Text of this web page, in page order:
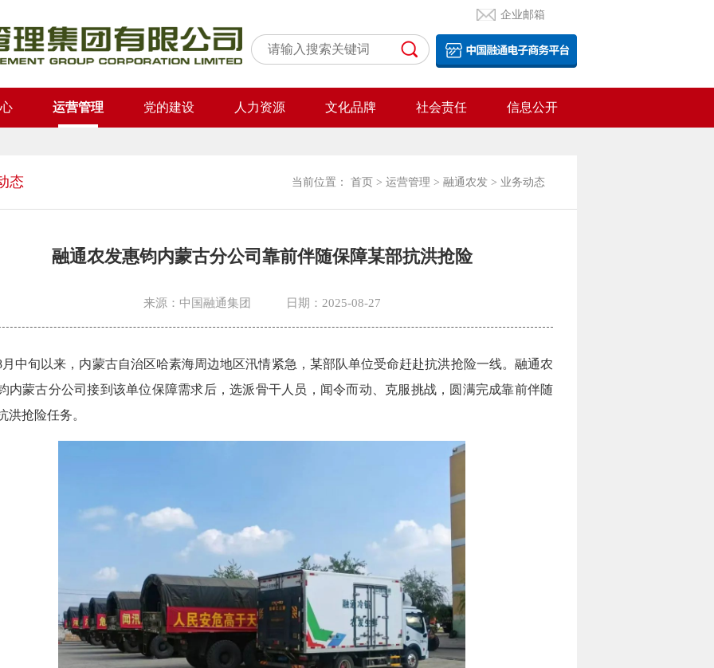
企业邮箱
运营管理 党的建设 人力资源 文化品牌 社会责任 信息公开
态 当前位置： 首页 > 运营管理 > 融通农发 > 业务动态
融通农发惠钧内蒙古分公司靠前伴随保障某部抗洪抢险
来源：中国融通集团 日期：2025-08-27
旬以来，内蒙古自治区哈素海周边地区汛情紧急，某部队单位受命赶赴抗洪抢险一线。融通农
内蒙古分公司接到该单位保障需求后，选派骨干人员，闻令而动、克服挑战，圆满完成靠前伴随
洪抢险任务。